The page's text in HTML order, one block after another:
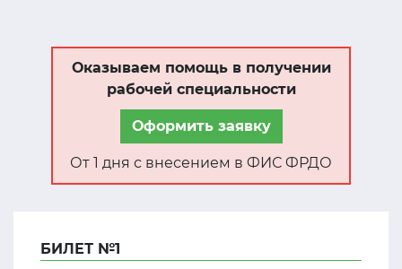
Оказываем помощь в получении
рабочей специальности
Оформить заявку
От 1 дня с внесением в ФИС ФРДО
БИЛЕТ №1